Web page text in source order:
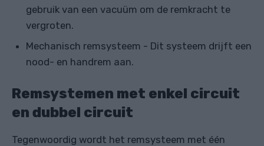
gebruik van een vacuüm om de remkracht te
vergroten.
Mechanisch remsysteem - Dit systeem drijft een
nood- en handrem aan.
Remsystemen met enkel circuit
en dubbel circuit
Tegenwoordig wordt het remsysteem met één